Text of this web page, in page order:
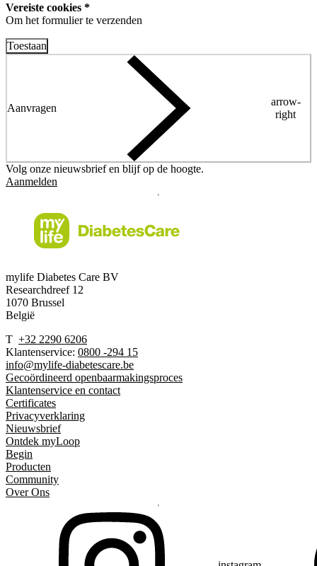
Vereiste cookies *
Om het formulier te verzenden
Toestaan
Aanvragen
arrow-
right
Volg onze nieuwsbrief en blijf op de hoogte.
Aanmelden
mylife Diabetes Care BV
Researchdreef 12
1070 Brussel
België
T +32 2290 6206
Klantenservice: 0800 -294 15
info@mylife-diabetescare.be
Gecoördineerd openbaarmakingsproces
Klantenservice en contact
Certificates
Privacyverklaring
Nieuwsbrief
Ontdek myLoop
Begin
Producten
Community
Over Ons